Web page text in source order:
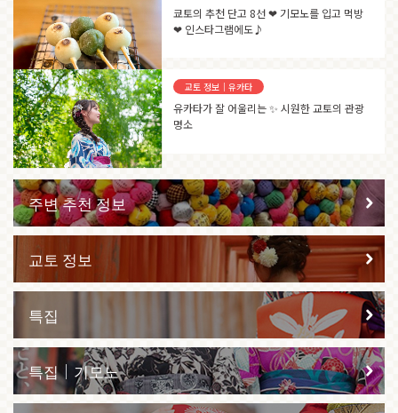
쿄토의 추천 단고 8선 ❤ 기모노를 입고 먹방
❤ 인스타그램에도♪
교토 정보｜유카타
유카타가 잘 어울리는 ✨ 시원한 교토의 관광
명소
주변 추천 정보
교토 정보
특집
특집｜기모노